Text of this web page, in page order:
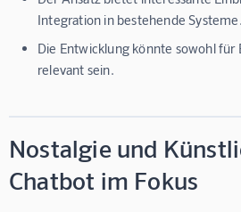
Integration in bestehende Systeme.
Die Entwicklung könnte sowohl
relevant sein.
Nostalgie und
Chatbot im Fokus